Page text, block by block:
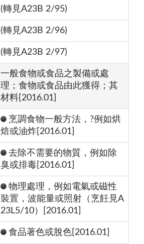
(轉見A23B 2/95)
(轉見A23B 2/96)
(轉見A23B 2/97)
一般食物或食品之製備或處
理；食物或食品由此獲得；其
材料[2016.01]
烹調食物一般方法，?例如烘
焙或油炸[2016.01]
去除不需要的物質，例如除
臭或排毒[2016.01]
物理處理，例如電氣或磁性
裝置，波能量或照射（烹飪見A
23L5/10）[2016.01]
食品著色或脫色[2016.01]